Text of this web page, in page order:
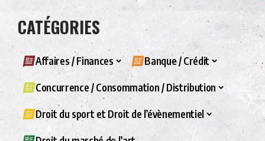
CATÉGORIES
Affaires / Finances Banque / Crédit
Concurrence / Consommation / Distribution
Droit du sport et Droit de l’évènementiel